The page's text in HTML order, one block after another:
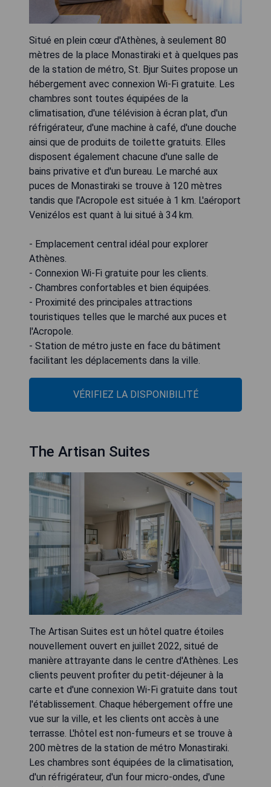
Situé en plein cœur d'Athènes, à seulement 80
mètres de la place Monastiraki et à quelques pas
de la station de métro, St. Bjur Suites propose un
hébergement avec connexion Wi-Fi gratuite. Les
chambres sont toutes équipées de la
climatisation, d'une télévision à écran plat, d'un
réfrigérateur, d'une machine à café, d'une douche
ainsi que de produits de toilette gratuits. Elles
disposent également chacune d'une salle de
bains privative et d'un bureau. Le marché aux
puces de Monastiraki se trouve à 120 mètres
tandis que l'Acropole est située à 1 km. L'aéroport
Venizélos est quant à lui situé à 34 km.
- Emplacement central idéal pour explorer
Athènes.
- Connexion Wi-Fi gratuite pour les clients.
- Chambres confortables et bien équipées.
- Proximité des principales attractions
touristiques telles que le marché aux puces et
l'Acropole.
- Station de métro juste en face du bâtiment
facilitant les déplacements dans la ville.
VÉRIFIEZ LA DISPONIBILITÉ
The Artisan Suites
The Artisan Suites est un hôtel quatre étoiles
nouvellement ouvert en juillet 2022, situé de
manière attrayante dans le centre d'Athènes. Les
clients peuvent profiter du petit-déjeuner à la
carte et d'une connexion Wi-Fi gratuite dans tout
l'établissement. Chaque hébergement offre une
vue sur la ville, et les clients ont accès à une
terrasse. L'hôtel est non-fumeurs et se trouve à
200 mètres de la station de métro Monastiraki.
Les chambres sont équipées de la climatisation,
d'un réfrigérateur, d'un four micro-ondes, d'une